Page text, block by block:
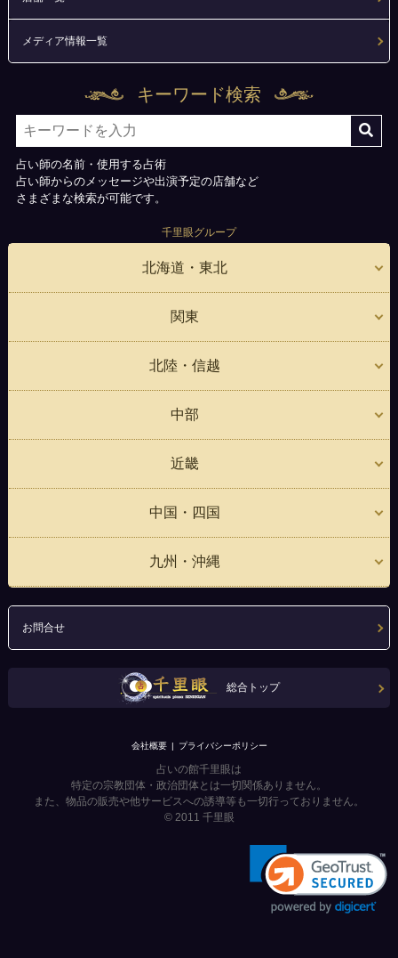
メディア情報一覧
キーワード検索
占い師の名前・使用する占術
占い師からのメッセージや出演予定の店舗など
さまざまな検索が可能です。
千里眼グループ
北海道・東北
関東
北陸・信越
中部
近畿
中国・四国
九州・沖縄
お問合せ
総合トップ
会社概要 プライバシーポリシー
占いの館千里眼は
特定の宗教団体・政治団体とは一切関係ありません。
また、物品の販売や他サービスへの誘導等も一切行っておりません。
© 2011 千里眼